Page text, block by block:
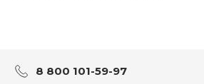
8 800 101-59-97